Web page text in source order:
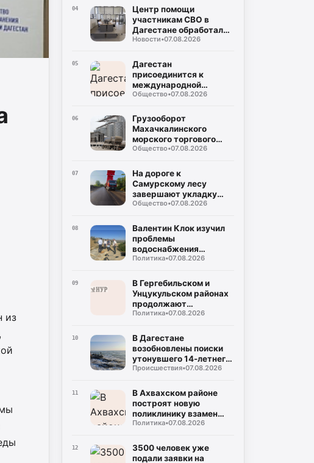
из
132 млрд рублей
04
Центр помощи
участникам СВО в
Дагестане обработал
около тысячи
Новости•07.08.2026
05
Дагестан
присоединится к
международной
очистке очистки
Каспийского моря
Общество•07.08.2026
06
Грузооборот
Махачкалинского
морского торгового
порта вырос на 45,9%
прошлым годом
Общество•07.08.2026
07
На дороге к
Самурскому лесу
завершают укладку
асфальта
Общество•07.08.2026
08
Валентин Клок изучил
проблемы
водоснабжения
Буйнакска и
Политика•07.08.2026
09
В Гергебильском и
Унцукульском районах
продолжают
восстанавливать
Политика•07.08.2026
10
В Дагестане
возобновлены поиски
утонувшего 14-летнего
мальчика
Происшествия•07.08.2026
11
В Ахвахском районе
построят новую
поликлинику взамен
сгоревшей
Политика•07.08.2026
12
3500 человек уже
подали заявки на